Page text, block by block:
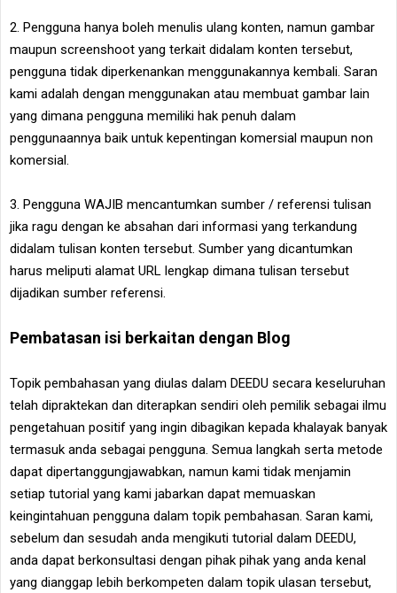
2. Pengguna hanya boleh menulis ulang konten, namun gambar
maupun screenshoot yang terkait didalam konten tersebut,
pengguna tidak diperkenankan menggunakannya kembali. Saran
kami adalah dengan menggunakan atau membuat gambar lain
yang dimana pengguna memiliki hak penuh dalam
penggunaannya baik untuk kepentingan komersial maupun non
komersial.
3. Pengguna WAJIB mencantumkan sumber / referensi tulisan
jika ragu dengan ke absahan dari informasi yang terkandung
didalam tulisan konten tersebut. Sumber yang dicantumkan
harus meliputi alamat URL lengkap dimana tulisan tersebut
dijadikan sumber referensi.
Pembatasan isi berkaitan dengan Blog
Topik pembahasan yang diulas dalam DEEDU secara keseluruhan
telah dipraktekan dan diterapkan sendiri oleh pemilik sebagai ilmu
pengetahuan positif yang ingin dibagikan kepada khalayak banyak
termasuk anda sebagai pengguna. Semua langkah serta metode
dapat dipertanggungjawabkan, namun kami tidak menjamin
setiap tutorial yang kami jabarkan dapat memuaskan
keingintahuan pengguna dalam topik pembahasan. Saran kami,
sebelum dan sesudah anda mengikuti tutorial dalam DEEDU,
anda dapat berkonsultasi dengan pihak pihak yang anda kenal
yang dianggap lebih berkompeten dalam topik ulasan tersebut,